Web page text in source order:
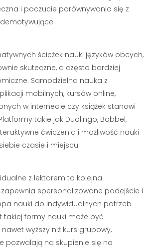
i poczucie porównywania się z
ścieżek nauki języków obcych,
skuteczne, a często bardziej
Samodzielna nauka z
mobilnych, kursów online,
w internecie czy książek stanowi
takie jak Duolingo, Babbel,
ćwiczenia i możliwość nauki
czasie i miejscu.
z lektorem to kolejna
spersonalizowane podejście i
nauki do indywidualnych potrzeb
takiej formy nauki może być
wyższy niż kurs grupowy,
pozwalają na skupienie się na